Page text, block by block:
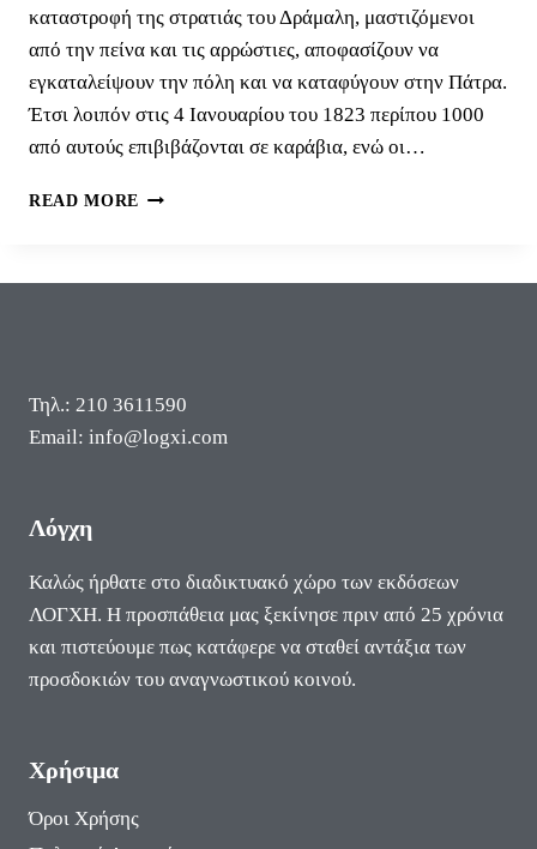
καταστροφή της στρατιάς του Δράμαλη, μαστιζόμενοι
από την πείνα και τις αρρώστιες, αποφασίζουν να
εγκαταλείψουν την πόλη και να καταφύγουν στην Πάτρα.
Έτσι λοιπόν στις 4 Ιανουαρίου του 1823 περίπου 1000
από αυτούς επιβιβάζονται σε καράβια, ενώ οι…
READ MORE ΘΕΟΦΆΝΕΙΑ
ΠΟΥ
ΔΡΑΠΕΤΕΎΣΕΙ
Τηλ.: 210 3611590
Email: info@logxi.com
Λόγχη
Καλώς ήρθατε στο διαδικτυακό χώρο των εκδόσεων
ΛΟΓΧΗ. Η προσπάθεια μας ξεκίνησε πριν από 25 χρόνια
και πιστεύουμε πως κατάφερε να σταθεί αντάξια των
προσδοκιών του αναγνωστικού κοινού.
Χρήσιμα
Όροι Χρήσης